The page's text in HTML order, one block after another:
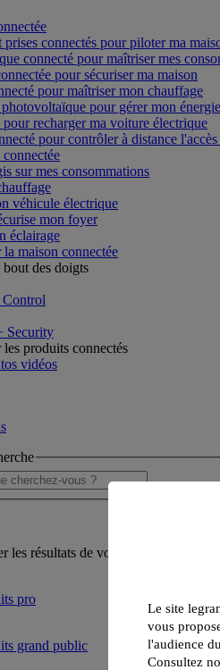
prises connectés pour piloter ma
connecté pour maîtriser mes
pour sécuriser ma maison
pour maîtriser mon chauffage
pour gérer mon
recharger ma voiture électrique
pour contrôler à distance l'accès
sur mes consommations
véhicule électrique
mon foyer
éclairage
maison connectée
des doigts
Control
Security
produits connectés
vidéos
les résultats de votre recherche
pro
grand public
Le site
vous
l'audience
Consultez